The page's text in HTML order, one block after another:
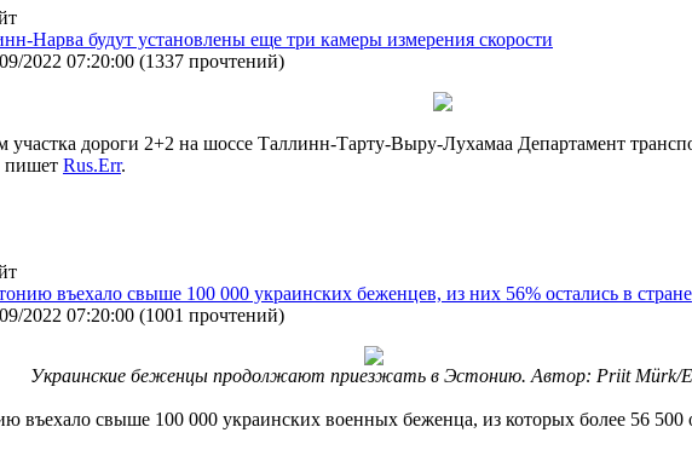
Нарва будут установлены еще три камеры измерения скорости
2022 07:20:00 (1337 прочтений)
участка дороги 2+2 на шоссе Таллинн-Тарту-Выру-Лухамаа Департамент
пишет Rus.Err.
въехало свыше 100 000 украинских беженцев, из них 56% остались в стране
2022 07:20:00 (1001 прочтений)
Украинские беженцы продолжают приезжать в Эстонию. Автор: Priit Mürk/
въехало свыше 100 000 украинских военных беженца, из которых более 56 500